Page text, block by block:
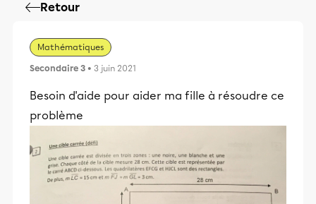
Retour
Mathématiques
Secondaire 3 • 3 juin 2021
Besoin d'aide pour aider ma fille à résoudre ce
problème